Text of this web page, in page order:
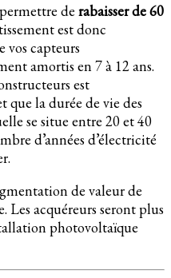
de rabaisser de 60
est donc
capteurs
amortis en 7 à 12 ans.
est
que la durée de vie des
se situe entre 20 et 40
d’années d’électricité
de valeur de
Les acquéreurs seront plus
photovoltaïque